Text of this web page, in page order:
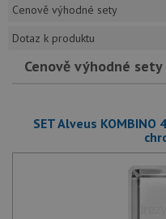
Cenově výhodné sety
Dotaz k produktu
Cenově výhodné sety
SET Alveus KOMBINO